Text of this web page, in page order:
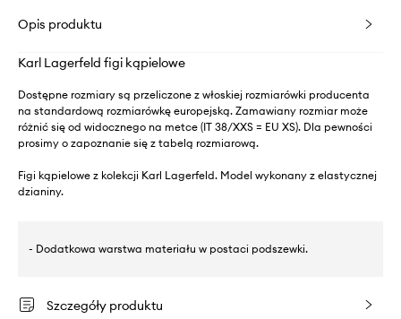
Opis produktu
Karl Lagerfeld figi kąpielowe
Dostępne rozmiary są przeliczone z włoskiej rozmiarówki producenta
na standardową rozmiarówkę europejską. Zamawiany rozmiar może
różnić się od widocznego na metce (IT 38/XXS = EU XS). Dla pewności
prosimy o zapoznanie się z tabelą rozmiarową.
Figi kąpielowe z kolekcji Karl Lagerfeld. Model wykonany z elastycznej
dzianiny.
- Dodatkowa warstwa materiału w postaci podszewki.
Szczegóły produktu